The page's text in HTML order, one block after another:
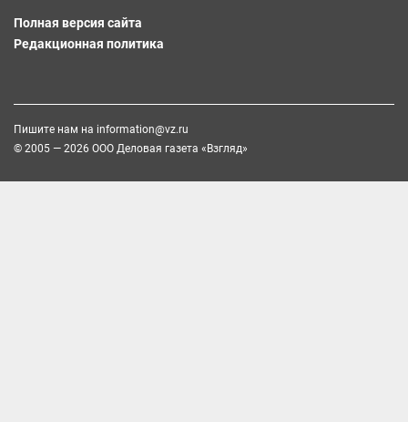
Полная версия сайта
Редакционная политика
Пишите нам на information@vz.ru
© 2005 — 2026 ООО Деловая газета «Взгляд»